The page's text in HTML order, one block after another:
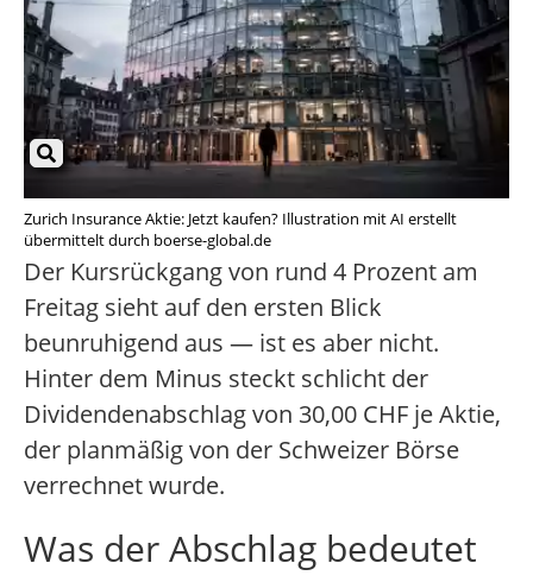
Zurich Insurance Aktie: Jetzt kaufen? Illustration mit AI erstellt
übermittelt durch boerse-global.de
Der Kursrückgang von rund 4 Prozent am
Freitag sieht auf den ersten Blick
beunruhigend aus — ist es aber nicht.
Hinter dem Minus steckt schlicht der
Dividendenabschlag von 30,00 CHF je Aktie,
der planmäßig von der Schweizer Börse
verrechnet wurde.
Was der Abschlag bedeutet